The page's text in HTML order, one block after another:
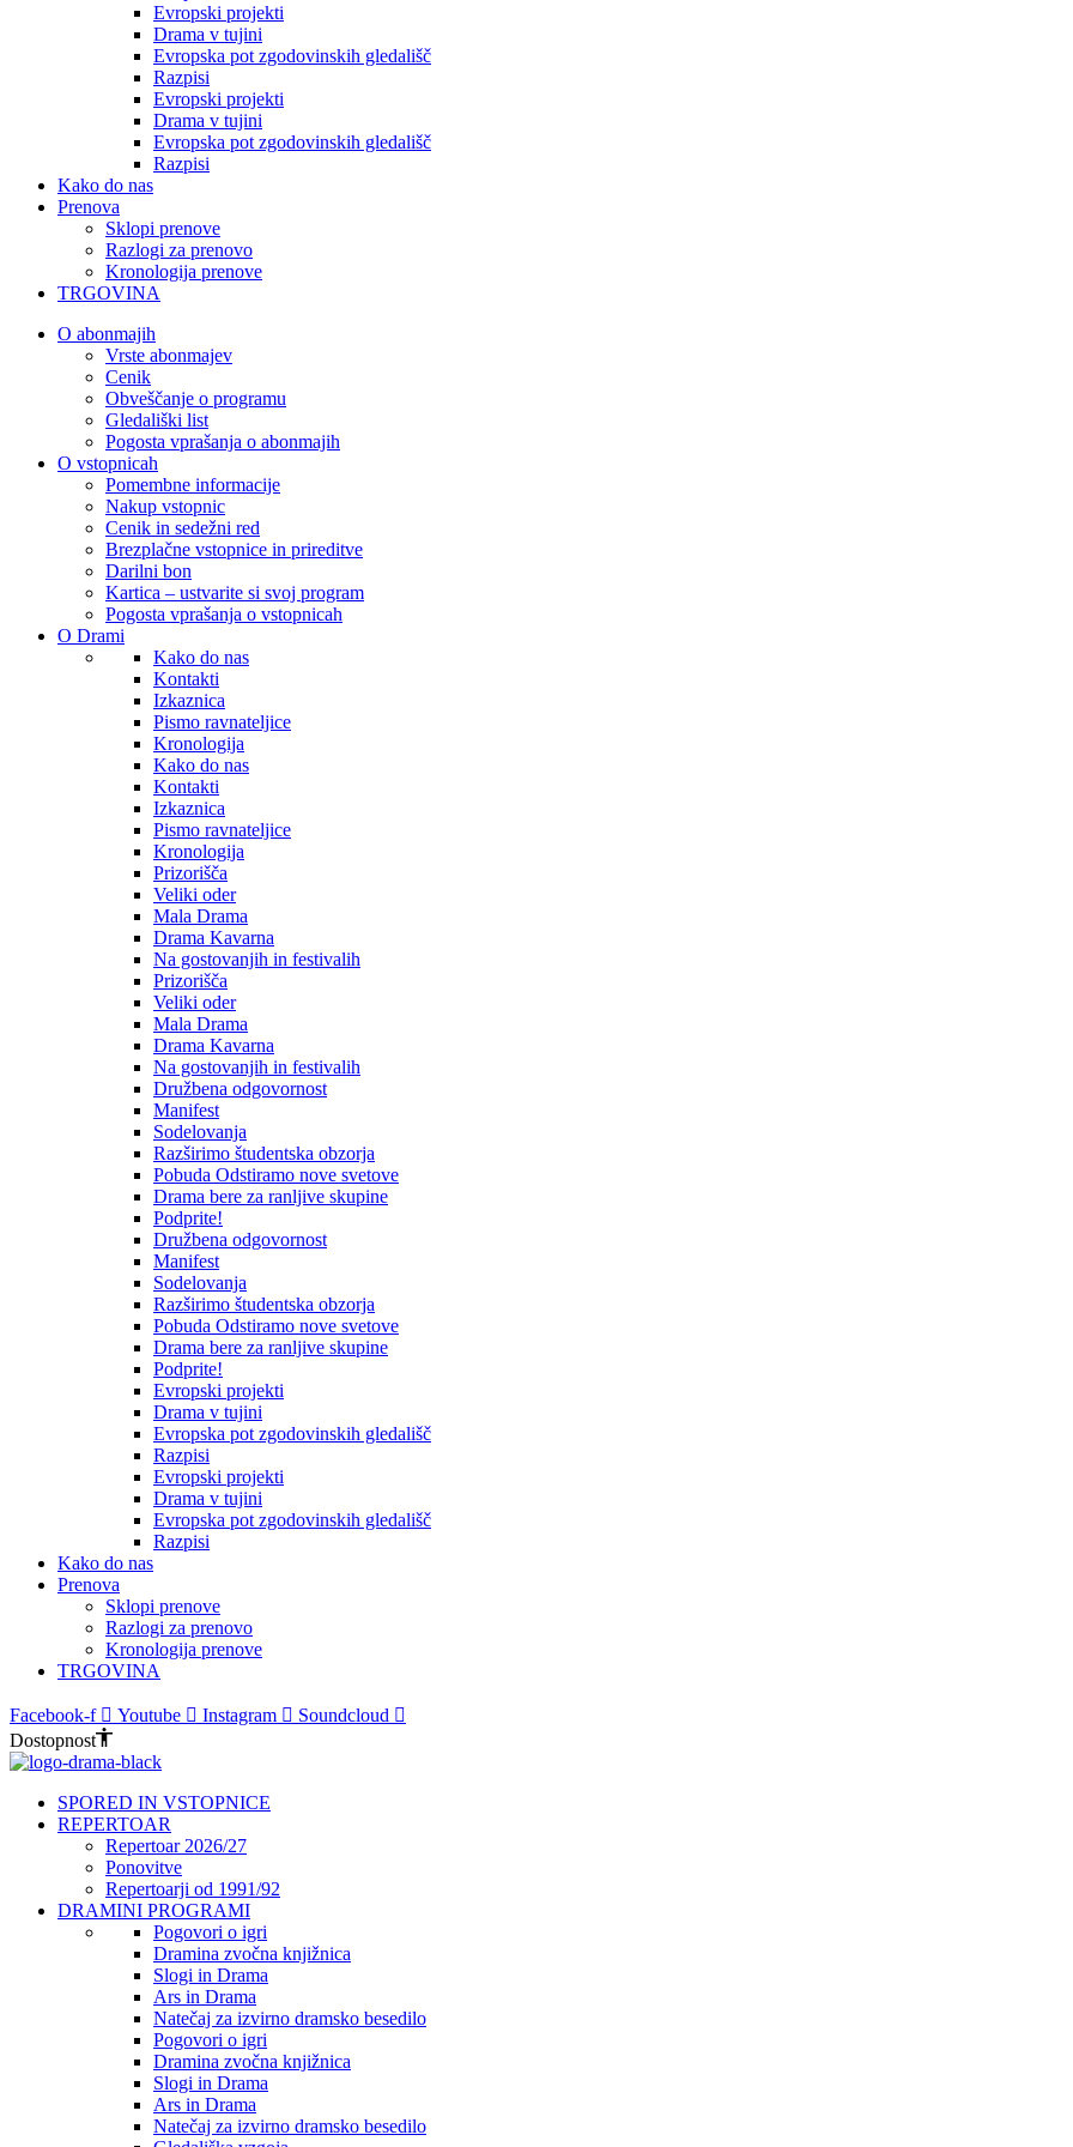
Evropski projekti
Drama v tujini
Evropska pot zgodovinskih gledališč
Razpisi
Evropski projekti
Drama v tujini
Evropska pot zgodovinskih gledališč
Razpisi
Kako do nas
Prenova
Sklopi prenove
Razlogi za prenovo
Kronologija prenove
TRGOVINA
O abonmajih
Vrste abonmajev
Cenik
Obveščanje o programu
Gledališki list
Pogosta vprašanja o abonmajih
O vstopnicah
Pomembne informacije
Nakup vstopnic
Cenik in sedežni red
Brezplačne vstopnice in prireditve
Darilni bon
Kartica – ustvarite si svoj program
Pogosta vprašanja o vstopnicah
O Drami
Kako do nas
Kontakti
Izkaznica
Pismo ravnateljice
Kronologija
Kako do nas
Kontakti
Izkaznica
Pismo ravnateljice
Kronologija
Prizorišča
Veliki oder
Mala Drama
Drama Kavarna
Na gostovanjih in festivalih
Prizorišča
Veliki oder
Mala Drama
Drama Kavarna
Na gostovanjih in festivalih
Družbena odgovornost
Manifest
Sodelovanja
Razširimo študentska obzorja
Pobuda Odstiramo nove svetove
Drama bere za ranljive skupine
Podprite!
Družbena odgovornost
Manifest
Sodelovanja
Razširimo študentska obzorja
Pobuda Odstiramo nove svetove
Drama bere za ranljive skupine
Podprite!
Evropski projekti
Drama v tujini
Evropska pot zgodovinskih gledališč
Razpisi
Evropski projekti
Drama v tujini
Evropska pot zgodovinskih gledališč
Razpisi
Kako do nas
Prenova
Sklopi prenove
Razlogi za prenovo
Kronologija prenove
TRGOVINA
Facebook-f Youtube Instagram
Soundcloud
Dostopnost
SPORED IN VSTOPNICE
REPERTOAR
Repertoar 2026/27
Ponovitve
Repertoarji od 1991/92
DRAMINI PROGRAMI
Pogovori o igri
Dramina zvočna knjižnica
Slogi in Drama
Ars in Drama
Natečaj za izvirno dramsko besedilo
Pogovori o igri
Dramina zvočna knjižnica
Slogi in Drama
Ars in Drama
Natečaj za izvirno dramsko besedilo